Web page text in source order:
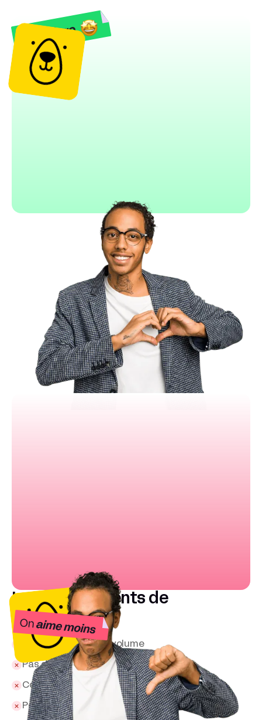
API simple à intégrer
Templates 100 % personnalisables
Compatible outils no-code
Génération image et vidéo
Parfait pour automatisation marketing
Les inconvénients de
Bannerbear
Tarifs élevés à gros volume
Pas de stockage européen natif
Courbe d’apprentissage sur templates
Peu adapté aux très gros assets vidéo